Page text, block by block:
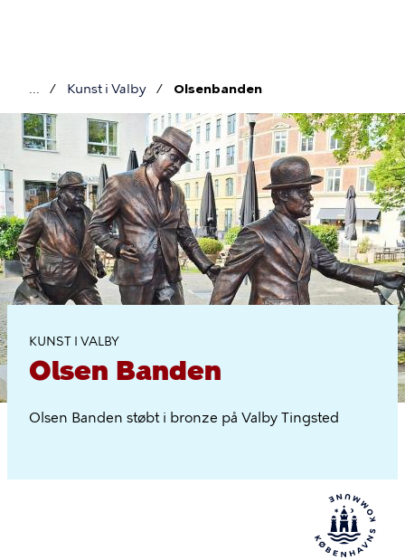
Brødkrumme
Kunst i Valby Olsenbanden
Olsen
Banden
KUNST I VALBY
Olsen Banden
Olsen Banden støbt i bronze på Valby Tingsted